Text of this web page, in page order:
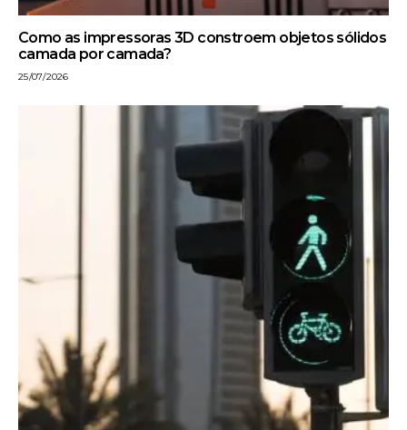
Como as impressoras 3D constroem objetos sólidos
camada por camada?
25/07/2026